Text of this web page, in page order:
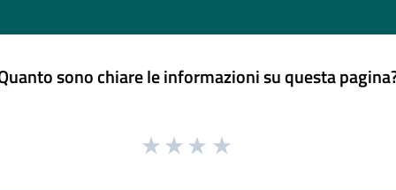
sono chiare le informazioni su questa